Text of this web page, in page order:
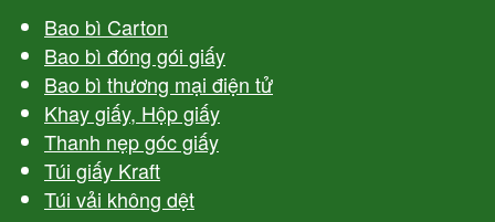
Bao bì Carton
Bao bì đóng gói giấy
Bao bì thương mại điện tử
Khay giấy, Hộp giấy
Thanh nẹp góc giấy
Túi giấy Kraft
Túi vải không dệt